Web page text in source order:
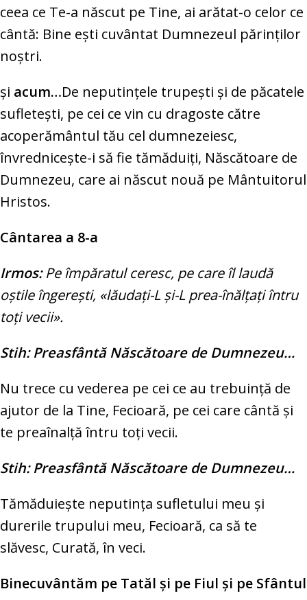
ceea ce Te-a născut pe Tine, ai arătat-o celor ce
cântă: Bine eşti cuvântat Dumnezeul părinţilor
noştri.
şi acum…De neputinţele trupeşti şi de păcatele
sufleteşti, pe cei ce vin cu dragoste către
acoperământul tău cel dumnezeiesc,
învredniceşte-i să fie tămăduiţi, Născătoare de
Dumnezeu, care ai născut nouă pe Mântuitorul
Hristos.
Cântarea a 8-a
Irmos: Pe împăratul ceresc, pe care îl laudă
oştile îngereşti, «lăudaţi-L şi-L prea-înălţaţi întru
toţi vecii».
Stih: Preasfântă Născătoare de Dumnezeu…
Nu trece cu vederea pe cei ce au trebuinţă de
ajutor de la Tine, Fecioară, pe cei care cântă şi
te preaînalţă întru toţi vecii.
Stih: Preasfântă Născătoare de Dumnezeu…
Tămăduieşte neputinţa sufletului meu şi
durerile trupului meu, Fecioară, ca să te
slăvesc, Curată, în veci.
Binecuvântăm pe Tatăl şi pe Fiul şi pe Sfântul